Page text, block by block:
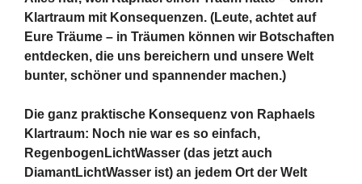
Klartraum mit Konsequenzen. (Leute, achtet auf
Eure Träume – in Träumen können wir Botschaften
entdecken, die uns bereichern und unsere Welt
bunter, schöner und spannender machen.)
Die ganz praktische Konsequenz von Raphaels
Klartraum: Noch nie war es so einfach,
RegenbogenLichtWasser (das jetzt auch
DiamantLichtWasser ist) an jedem Ort der Welt